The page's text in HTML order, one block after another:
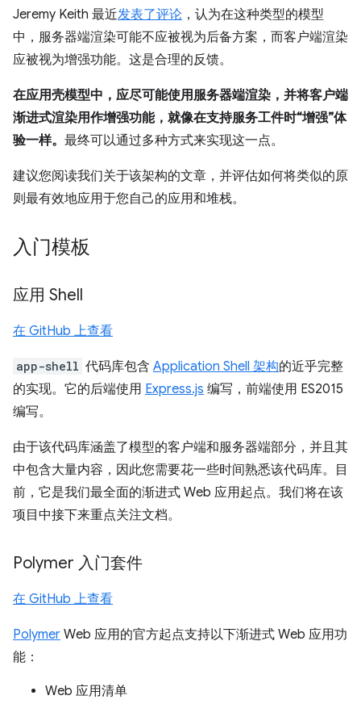
Jeremy Keith 最近发表了评论 ，认为在这种类型的模型
中，服务器端渲染可能不应被视为后备方案，而客户端渲染
应被视为增强功能。这是合理的反馈。
在应用壳模型中，应尽可能使用服务器端渲染，并将客户端
渐进式渲染用作增强功能，就像在支持服务工件时“增强”体
验一样。 最终可以通过多种方式来实现这一点。
建议您阅读我们关于该架构的文章，并评估如何将类似的原
则最有效地应用于您自己的应用和堆栈。
入门模板
应用 Shell
在 GitHub 上查看
app-shell 代码库包含 Application Shell 架构的近乎完整
的实现。它的后端使用 Express.js 编写，前端使用 ES2015
编写。
由于该代码库涵盖了模型的客户端和服务器端部分，并且其
中包含大量内容，因此您需要花一些时间熟悉该代码库。目
前，它是我们最全面的渐进式 Web 应用起点。我们将在该
项目中接下来重点关注文档。
Polymer 入门套件
在 GitHub 上查看
Polymer Web 应用的官方起点支持以下渐进式 Web 应用功
能：
Web 应用清单